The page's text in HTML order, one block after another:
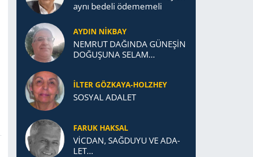
aynı be­de­li öde­me­me­li
AYDIN NİKBAY
NEMRUT DAĞINDA GÜNEŞİN
DOĞUŞUNA SELAM
İLTER GÖZKAYA-HOLZHEY
SOSYAL ADALET
FARUK HAKSAL
VİCDAN, SAĞ­DU­YU VE ADA­
LET…